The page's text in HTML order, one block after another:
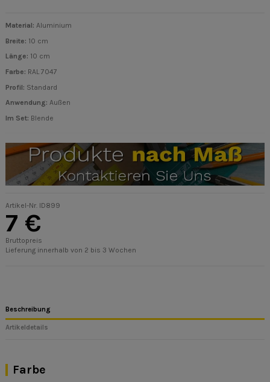
Material: Aluminium
Breite: 10 cm
Länge: 10 cm
Farbe: RAL 7047
Profil: Standard
Anwendung: Außen
Im Set: Blende
Artikel-Nr. ID899
7 €
Bruttopreis
Lieferung innerhalb von 2 bis 3 Wochen
Beschreibung
Artikeldetails
Farbe